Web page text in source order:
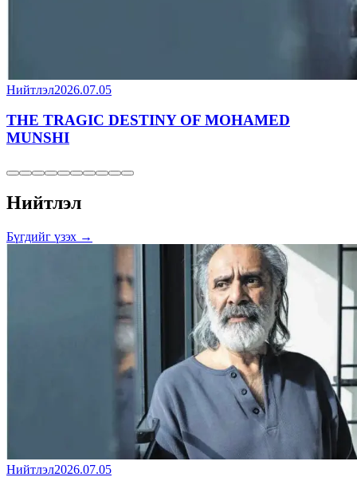
Нийтлэл2026.07.05
THE TRAGIC DESTINY OF MOHAMED
MUNSHI
Нийтлэл
Бүгдийг үзэх →
Нийтлэл2026.07.05